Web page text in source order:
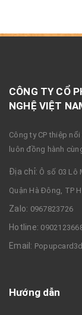
CÔNG TY CỔ
NGHỆ VIỆT
Công ty CP thiệp
luôn đồng hành
Địa chỉ: Ô số 03 Lô
Quận Hà Đông, TP
Zalo: 0967823726
Hotline:
Email:
Hướng dẫn